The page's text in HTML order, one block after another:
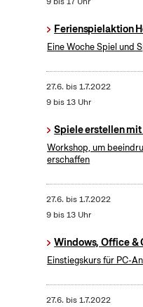
Ferienspielaktion
Eine Woche Spiel und
27.6. bis1.7.2022
9 bis 13 Uhr
Spiele erstellen
Workshop, um
erschaffen
27.6. bis1.7.2022
9 bis 13 Uhr
Windows, Office &
Einstiegskurs für PC-
27.6. bis1.7.2022